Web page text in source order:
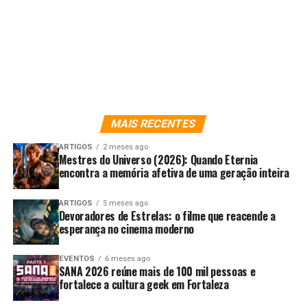
MAIS RECENTES
ARTIGOS 2 meses ago
Mestres do Universo (2026): Quando Eternia
encontra a memória afetiva de uma geração inteira
ARTIGOS 5 meses ago
Devoradores de Estrelas: o filme que reacende a
esperança no cinema moderno
EVENTOS 6 meses ago
SANA 2026 reúne mais de 100 mil pessoas e
fortalece a cultura geek em Fortaleza